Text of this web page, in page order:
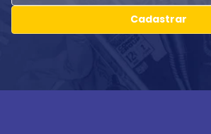
Cadastrar